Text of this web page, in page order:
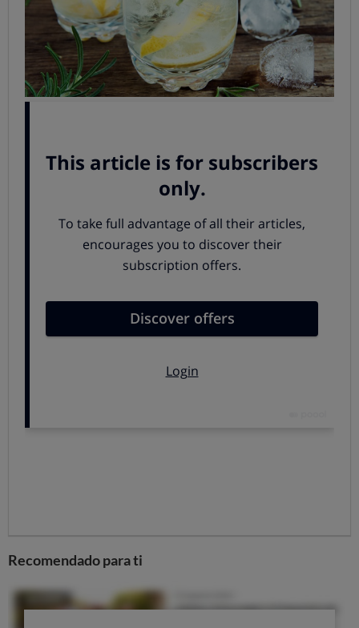
japonés Suntory,que dispone de oficinas en Madrid.
estaba a la venta en España otra tónica Schweppes
distinta, y que se vende en el Reino Unido, donde
grupo Coca-Cola desde 1999.
ambas tónicas son diferentes,
Gran Bretaña es cada vez mayor en nuestro país.
Incluso los envases de ambas tónicas Schweppes son
el de las burbujas, según mantiene Suntory.
Recomendado para ti